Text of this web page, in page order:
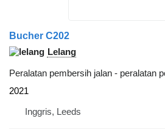
Bucher C202
Lelang
Peralatan pembersih jalan - peralatan
2021
Inggris, Leeds